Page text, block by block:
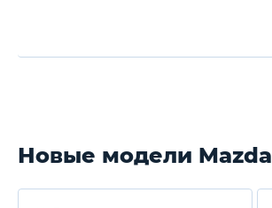
Новые модели Mazda